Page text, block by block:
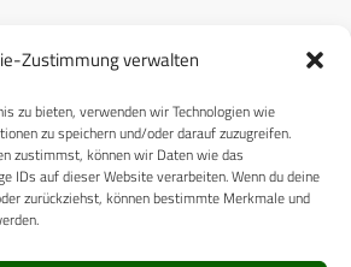
Zustimmung verwalten
zu bieten, verwenden wir Technologien wie
zu speichern und/oder darauf zuzugreifen.
zustimmst, können wir Daten wie das
IDs auf dieser Website verarbeiten. Wenn du deine
zurückziehst, können bestimmte Merkmale und